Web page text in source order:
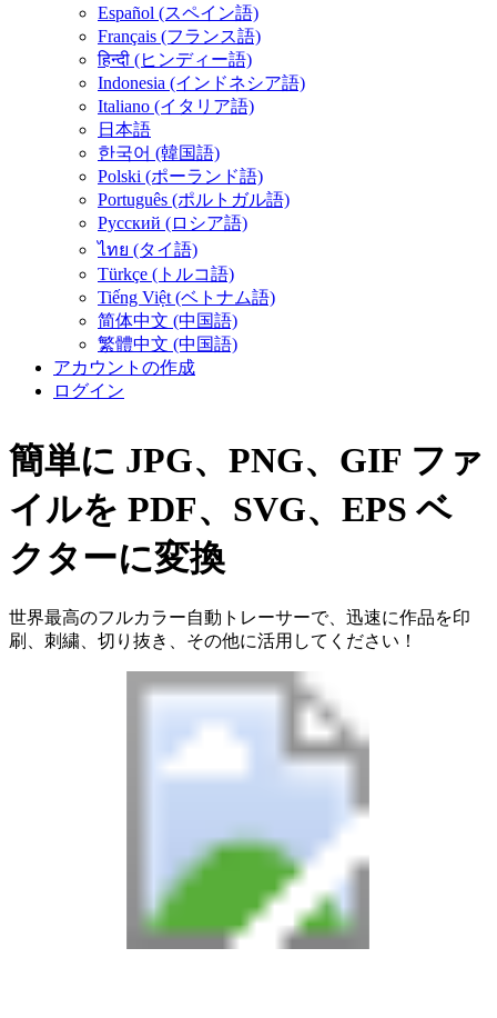
Español (スペイン語)
Français (フランス語)
हिन्दी (ヒンディー語)
Indonesia (インドネシア語)
Italiano (イタリア語)
日本語
한국어 (韓国語)
Polski (ポーランド語)
Português (ポルトガル語)
Русский (ロシア語)
ไทย (タイ語)
Türkçe (トルコ語)
Tiếng Việt (ベトナム語)
简体中文 (中国語)
繁體中文 (中国語)
アカウントの作成
ログイン
簡単に JPG、PNG、GIF ファ
イルを PDF、SVG、EPS ベ
クターに変換
世界最高のフルカラー自動トレーサーで、迅速に作品を印
刷、刺繍、切り抜き、その他に活用してください！